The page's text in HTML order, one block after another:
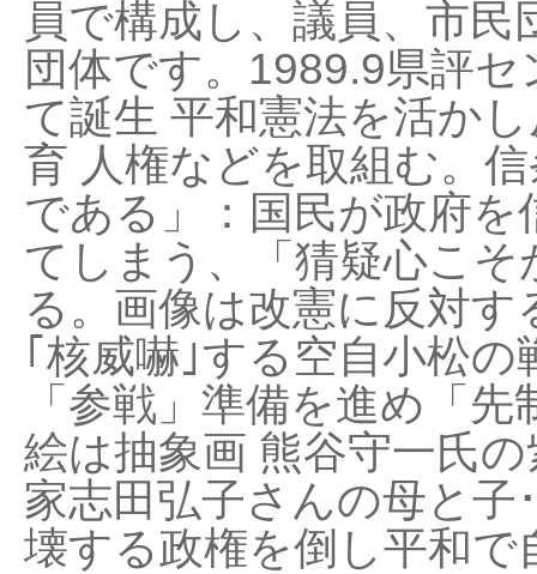
員で構成し、議員、市
団体です。1989.9県評
て誕生 平和憲法を活か
育 人権などを取組む。
である」：国民が政府
てしまう、「猜疑心こ
る。画像は改憲に反対
｢核威嚇｣する空自小松
「参戦」準備を進め「
絵は抽象画 熊谷守一氏
家志田弘子さんの母と子
壊する政権を倒し平和